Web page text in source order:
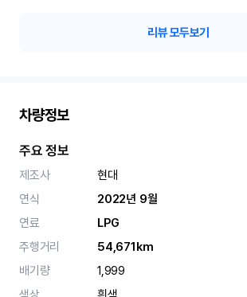
리뷰 모두보기
차량정보
주요 정보
제조사
현대
연식
2022년 9월
연료
LPG
주행거리
54,671km
배기량
1,999